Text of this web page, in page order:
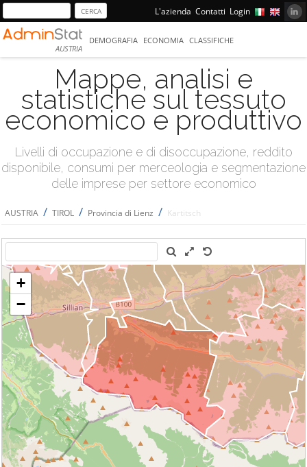
L'azienda Contatti Login
AUSTRIA
DEMOGRAFIA ECONOMIA CLASSIFICHE
Mappe, analisi e
statistiche sul tessuto
economico e produttivo
Livelli di occupazione e di disoccupazione, reddito
disponibile, consumi per merceologia e segmentazione
delle imprese per settore economico
AUSTRIA / TIROL / Provincia di Lienz / Kartitsch